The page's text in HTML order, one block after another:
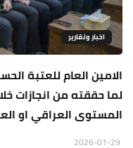
اخبار وتقارير
الامين العام للعتبة
لما حققته من انجازات
المستوى العراقي او